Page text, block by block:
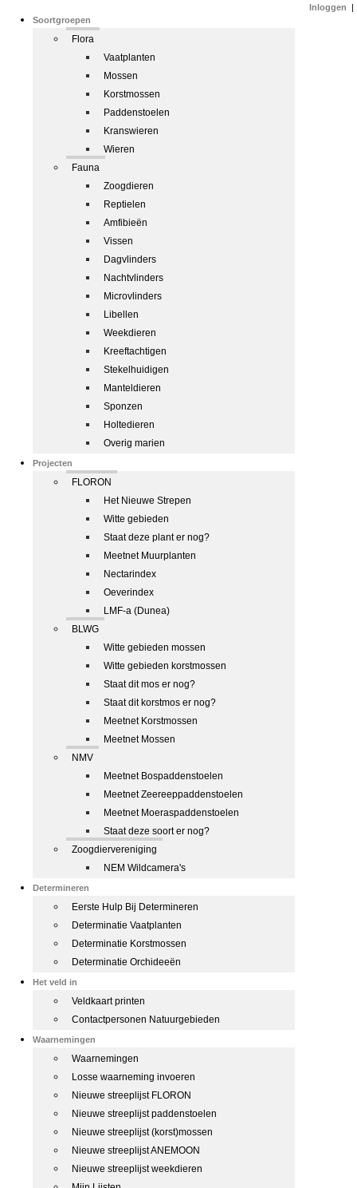
Soortgroepen
Flora
Vaatplanten
Mossen
Korstmossen
Paddenstoelen
Kranswieren
Wieren
Fauna
Zoogdieren
Reptielen
Amfibieën
Vissen
Dagvlinders
Nachtvlinders
Microvlinders
Libellen
Weekdieren
Kreeftachtigen
Stekelhuidigen
Manteldieren
Sponzen
Holtedieren
Overig marien
Projecten
FLORON
Het Nieuwe Strepen
Witte gebieden
Staat deze plant er nog?
Meetnet Muurplanten
Nectarindex
Oeverindex
LMF-a (Dunea)
BLWG
Witte gebieden mossen
Witte gebieden korstmossen
Staat dit mos er nog?
Staat dit korstmos er nog?
Meetnet Korstmossen
Meetnet Mossen
NMV
Meetnet Bospaddenstoelen
Meetnet Zeereeppaddenstoelen
Meetnet Moeraspaddenstoelen
Staat deze soort er nog?
Zoogdiervereniging
NEM Wildcamera's
Determineren
Eerste Hulp Bij Determineren
Determinatie Vaatplanten
Determinatie Korstmossen
Determinatie Orchideeën
Het veld in
Veldkaart printen
Contactpersonen Natuurgebieden
Waarnemingen
Waarnemingen
Losse waarneming invoeren
Nieuwe streeplijst FLORON
Nieuwe streeplijst paddenstoelen
Nieuwe streeplijst (korst)mossen
Nieuwe streeplijst ANEMOON
Nieuwe streeplijst weekdieren
Inloggen |